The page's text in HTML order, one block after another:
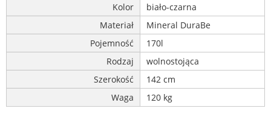
Kolor
biało-czarna
Materiał
Mineral DuraBe
Pojemność
170l
Rodzaj
wolnostojąca
Szerokość
142 cm
Waga
120 kg